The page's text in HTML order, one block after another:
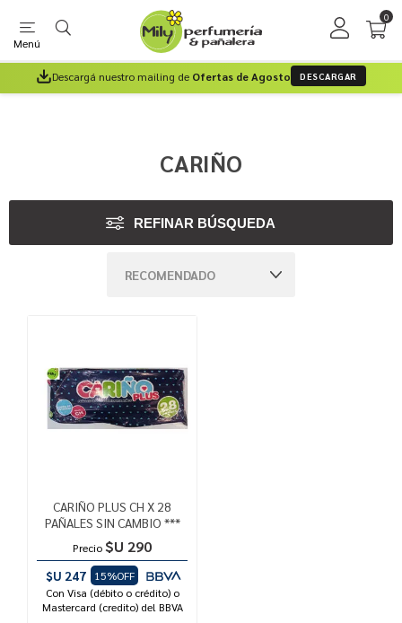
Menú
0
Descargá nuestro mailing de Ofertas de Agosto DESCARGAR
CARIÑO
REFINAR BÚSQUEDA
CARIÑO PLUS CH X 28
PAÑALES SIN CAMBIO ***
Precio $U 290
$U 247
15%OFF
Con Visa (débito o crédito) o
Mastercard (credito) del BBVA